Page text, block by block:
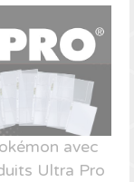
avec
Ultra Pro